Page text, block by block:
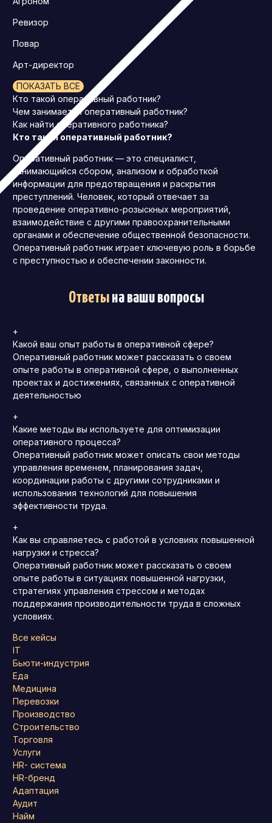
Ревизор
Повар
Арт-директор
ПОКАЗАТЬ ВСЕ
Кто такой оперативный работник?
Чем занимается оперативный работник?
Как найти оперативного работника?
Кто такой оперативный работник?
Оперативный работник — это специалист,
занимающийся сбором, анализом и обработкой
информации для предотвращения и раскрытия
преступлений. Человек, который отвечает за
проведение оперативно-розыскных мероприятий,
взаимодействие с другими правоохранительными
органами и обеспечение общественной безопасности.
Оперативный работник играет ключевую роль в борьбе
с преступностью и обеспечении законности.
Ответына ваши вопросы
+
Какой ваш опыт работы в оперативной сфере?
Оперативный работник может рассказать о своем
опыте работы в оперативной сфере, о выполненных
проектах и достижениях, связанных с оперативной
деятельностью
+
Какие методы вы используете для оптимизации
оперативного процесса?
Оперативный работник может описать свои методы
управления временем, планирования задач,
координации работы с другими сотрудниками и
использования технологий для повышения
эффективности труда.
+
Как вы справляетесь с работой в условиях повышенной
нагрузки и стресса?
Оперативный работник может рассказать о своем
опыте работы в ситуациях повышенной нагрузки,
стратегиях управления стрессом и методах
поддержания производительности труда в сложных
условиях.
Все кейсы
IT
Бьюти-индустрия
Еда
Медицина
Перевозки
Производство
Строительство
Торговля
Услуги
HR- система
HR-бренд
Адаптация
Аудит
Найм